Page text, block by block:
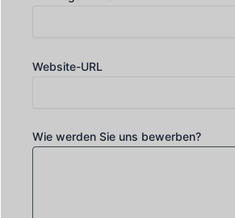
Website-URL
Wie werden Sie uns bewerben?